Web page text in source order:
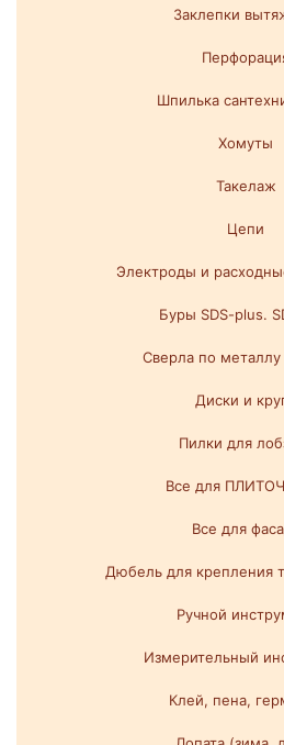
Заклепки
Шпилька
Хомуты
Такелаж
Цепи
Электроды и
Буры SDS-plus.
Сверла по
Диски и
Пилки для
Все для
Все для
Дюбель для крепления
Ручной
Измерительный
Клей, пена,